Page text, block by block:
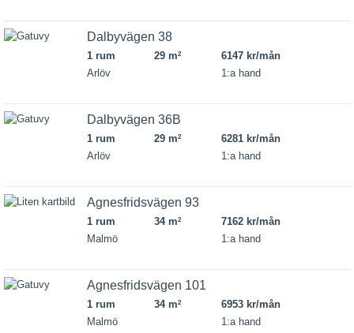
Dalbyvägen 38
1 rum 29 m2
6147 kr/mån
Arlöv
1:a hand
Dalbyvägen 36B
1 rum 29 m2
6281 kr/mån
Arlöv
1:a hand
Agnesfridsvägen 93
1 rum 34 m2
7162 kr/mån
Malmö
1:a hand
Agnesfridsvägen 101
1 rum 34 m2
6953 kr/mån
Malmö
1:a hand